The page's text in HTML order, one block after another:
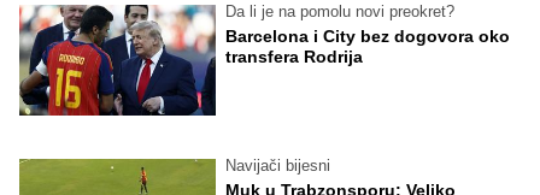
Da li je na pomolu novi preokret?
Barcelona i City bez dogovora oko
transfera Rodrija
Navijači bijesni
Muk u Trabzonsporu: Veliko